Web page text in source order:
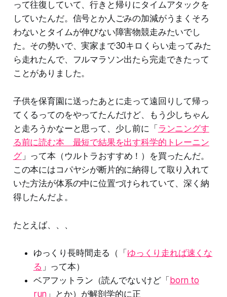
って往復していて、行きと帰りにタイムアタックを
していたんだ。信号とか人ごみの加減がうまくそろ
わないとタイムが伸びない障害物競走みたいでし
た。その勢いで、実家まで30キロくらい走ってみた
ら走れたんで、フルマラソン出たら完走できたって
ことがありました。
子供を保育園に送ったあとに走って遠回りして帰っ
てくるってのをやってたんだけど、もう少しちゃん
と走ろうかなーと思って、少し前に「ランニングす
る前に読む本 最短で結果を出す科学的トレーニン
グ」って本（ウルトラおすすめ！）を買ったんだ。
この本にはコパヤシが断片的に納得して取り入れて
いた方法が体系の中に位置づけられていて、深く納
得したんだよ。
たとえば、、、
ゆっくり長時間走る（「ゆっくり走れば速くな
る 」って本）
ベアフットラン（読んでないけど「born to
run 」とか）が解剖学的に正